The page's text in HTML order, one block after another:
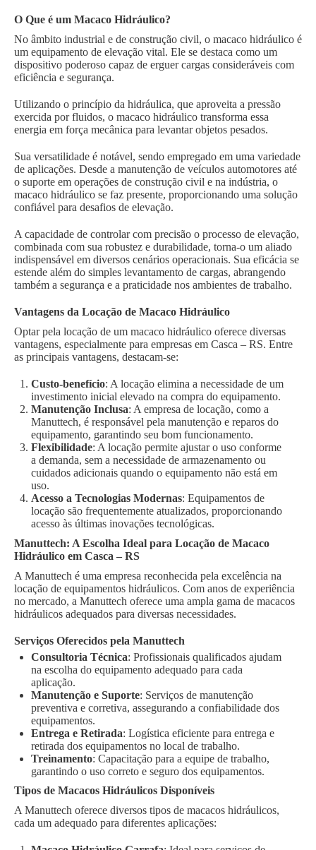
O Que é um Macaco Hidráulico?
No âmbito industrial e de construção civil, o macaco hidráulico é
um equipamento de elevação vital. Ele se destaca como um
dispositivo poderoso capaz de erguer cargas consideráveis com
eficiência e segurança.
Utilizando o princípio da hidráulica, que aproveita a pressão
exercida por fluidos, o macaco hidráulico transforma essa
energia em força mecânica para levantar objetos pesados.
Sua versatilidade é notável, sendo empregado em uma variedade
de aplicações. Desde a manutenção de veículos automotores até
o suporte em operações de construção civil e na indústria, o
macaco hidráulico se faz presente, proporcionando uma solução
confiável para desafios de elevação.
A capacidade de controlar com precisão o processo de elevação,
combinada com sua robustez e durabilidade, torna-o um aliado
indispensável em diversos cenários operacionais. Sua eficácia se
estende além do simples levantamento de cargas, abrangendo
também a segurança e a praticidade nos ambientes de trabalho.
Vantagens da Locação de Macaco Hidráulico
Optar pela locação de um macaco hidráulico oferece diversas
vantagens, especialmente para empresas em Casca – RS. Entre
as principais vantagens, destacam-se:
Custo-benefício: A locação elimina a necessidade de um
investimento inicial elevado na compra do equipamento.
Manutenção Inclusa: A empresa de locação, como a
Manuttech, é responsável pela manutenção e reparos do
equipamento, garantindo seu bom funcionamento.
Flexibilidade: A locação permite ajustar o uso conforme
a demanda, sem a necessidade de armazenamento ou
cuidados adicionais quando o equipamento não está em
uso.
Acesso a Tecnologias Modernas: Equipamentos de
locação são frequentemente atualizados, proporcionando
acesso às últimas inovações tecnológicas.
Manuttech: A Escolha Ideal para Locação de Macaco
Hidráulico em Casca – RS
A Manuttech é uma empresa reconhecida pela excelência na
locação de equipamentos hidráulicos. Com anos de experiência
no mercado, a Manuttech oferece uma ampla gama de macacos
hidráulicos adequados para diversas necessidades.
Serviços Oferecidos pela Manuttech
Consultoria Técnica: Profissionais qualificados ajudam
na escolha do equipamento adequado para cada
aplicação.
Manutenção e Suporte: Serviços de manutenção
preventiva e corretiva, assegurando a confiabilidade dos
equipamentos.
Entrega e Retirada: Logística eficiente para entrega e
retirada dos equipamentos no local de trabalho.
Treinamento: Capacitação para a equipe de trabalho,
garantindo o uso correto e seguro dos equipamentos.
Tipos de Macacos Hidráulicos Disponíveis
A Manuttech oferece diversos tipos de macacos hidráulicos,
cada um adequado para diferentes aplicações: